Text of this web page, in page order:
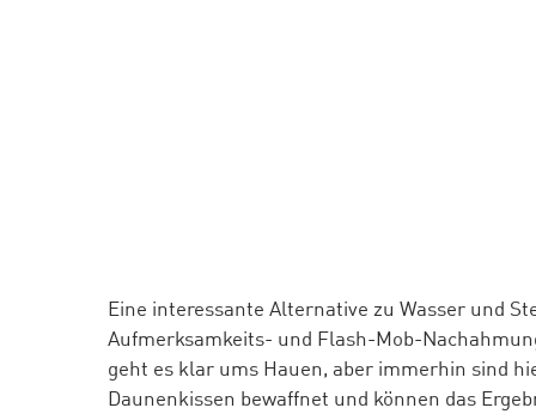
Eine interessante Alternative zu Wasser und
Aufmerksamkeits- und Flash-Mob-
geht es klar ums Hauen, aber immerhin sind
Daunenkissen bewaffnet und können das